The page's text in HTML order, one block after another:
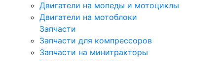
Двигатели на мопеды и мотоциклы
Двигатели на мотоблоки
Запчасти
Запчасти для компрессоров
Запчасти на минитракторы